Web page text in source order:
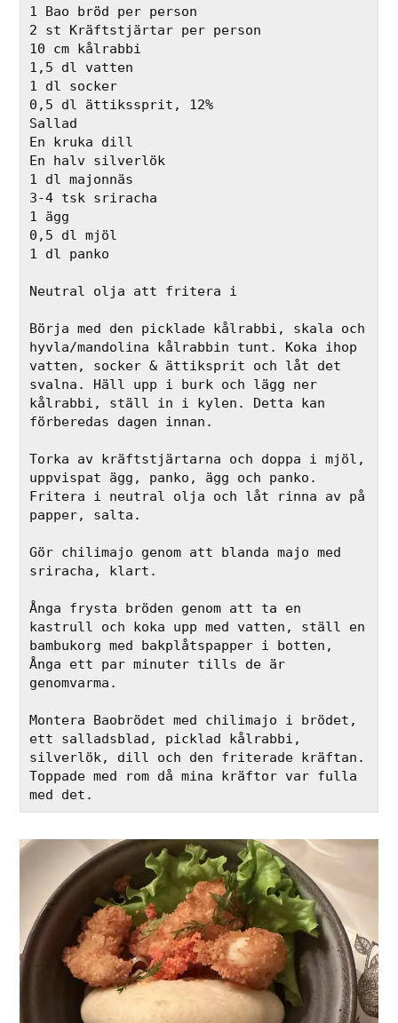
1 Bao bröd per person
2 st Kräftstjärtar per person
10 cm kålrabbi
1,5 dl vatten
1 dl socker
0,5 dl ättikssprit, 12%
Sallad
En kruka dill
En halv silverlök
1 dl majonnäs
3-4 tsk sriracha
1 ägg
0,5 dl mjöl
1 dl panko
Neutral olja att fritera i
Börja med den picklade kålrabbi, skala och
hyvla/mandolina kålrabbin tunt. Koka ihop
vatten, socker & ättiksprit och låt det
svalna. Häll upp i burk och lägg ner
kålrabbi, ställ in i kylen. Detta kan
förberedas dagen innan.
Torka av kräftstjärtarna och doppa i mjöl,
uppvispat ägg, panko, ägg och panko.
Fritera i neutral olja och låt rinna av på
papper, salta.
Gör chilimajo genom att blanda majo med
sriracha, klart.
Ånga frysta bröden genom att ta en
kastrull och koka upp med vatten, ställ en
bambukorg med bakplåtspapper i botten,
Ånga ett par minuter tills de är
genomvarma.
Montera Baobrödet med chilimajo i brödet,
ett salladsblad, picklad kålrabbi,
silverlök, dill och den friterade kräftan.
Toppade med rom då mina kräftor var fulla
med det.